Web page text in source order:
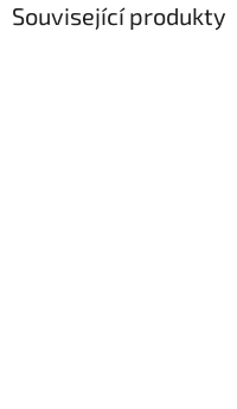
Související produkty